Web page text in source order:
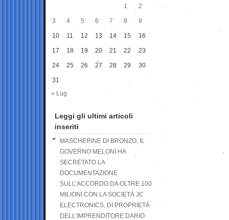
1
2
3 4 5 6 7 8 9
10 11 12 13 14 15 16
17 18 19 20 21 22 23
24 25 26 27 28 29 30
31
« Lug
Leggi gli ultimi articoli
inseriti
MASCHERINE DI BRONZO, IL
GOVERNO MELONI HA
SECRETATO LA
DOCUMENTAZIONE
SULL’ACCORDO DA OLTRE 100
MILIONI CON LA SOCIETÀ JC
ELECTRONICS, DI PROPRIETÀ
DELL’IMPRENDITORE DARIO